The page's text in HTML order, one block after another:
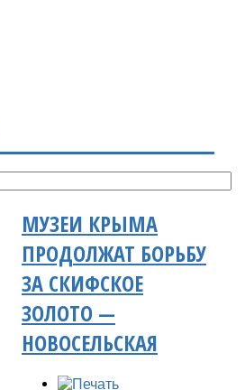
МУЗЕИ КРЫМА
ПРОДОЛЖАТ БОРЬБУ
ЗА СКИФСКОЕ
ЗОЛОТО —
НОВОСЕЛЬСКАЯ